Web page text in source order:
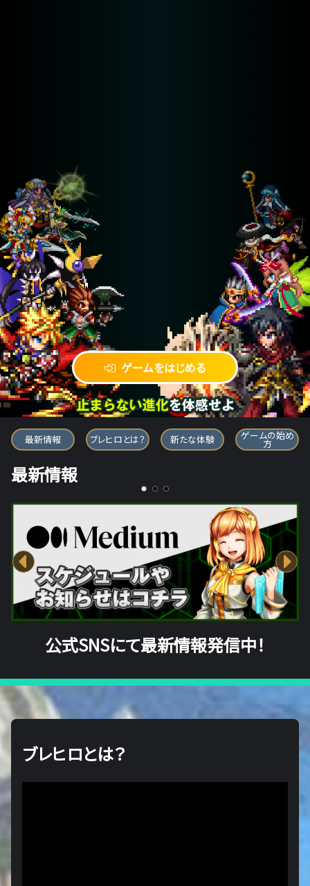
ゲームをはじめる
ブレイブ フロンティア ヒーローズ
最新情報 ブレヒロとは？ 新たな体験 ゲームの始め
方
最新情報
公式SNSにて最新情報発信中！
ブレヒロとは？